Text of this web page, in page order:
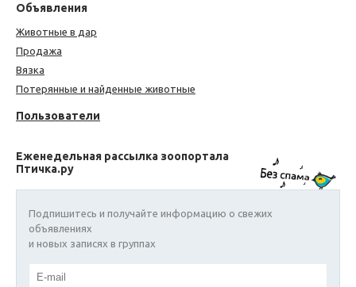
Объявления
Животные в дар
Продажа
Вязка
Потерянные и найденные животные
Пользователи
Еженедельная рассылка зоопортала
Птичка.ру
Подпишитесь и получайте информацию о свежих
объявлениях
и новых записях в группах